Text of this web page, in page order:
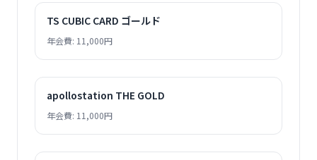
TS CUBIC CARD ゴールド
年会費: 11,000円
apollostation THE GOLD
年会費: 11,000円